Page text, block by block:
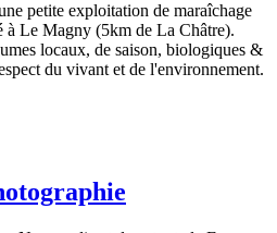
petite exploitation de maraîchage
à Le Magny (5km de La Châtre).
locaux, de saison, biologiques &
du vivant et de l'environnement.